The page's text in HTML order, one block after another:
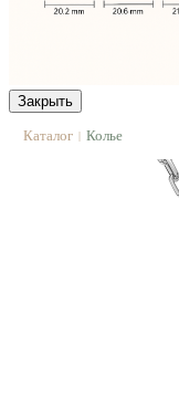
Закрыть
Каталог | Колье